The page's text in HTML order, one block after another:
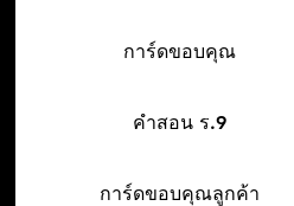
การ์ดขอบคุณ
คำสอน ร.9
การ์ดขอบคุณลูกค้า